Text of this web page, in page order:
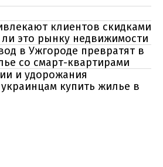
клиентов скидками
это рынку недвижимости
в Ужгороде превратят в
со смарт-квартирами
и удорожания
купить жилье в